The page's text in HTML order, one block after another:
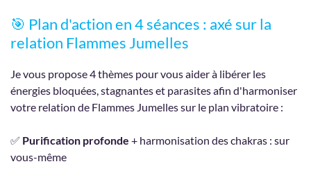
🎯 Plan d'action en 4 séances : axé sur la
relation Flammes Jumelles
Je vous propose 4 thèmes pour vous aider à libérer les
énergies bloquées, stagnantes et parasites afin d'harmoniser
votre relation de Flammes Jumelles sur le plan vibratoire :
✅ Purification profonde + harmonisation des chakras : sur
vous-même